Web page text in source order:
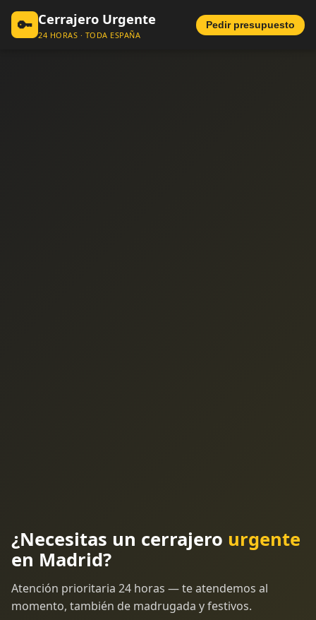
🔑 Cerrajero Urgente
24 HORAS · TODA ESPAÑA
Pedir presupuesto
¿Necesitas un cerrajero urgente
en Madrid?
Atención prioritaria 24 horas — te atendemos al
momento, también de madrugada y festivos.